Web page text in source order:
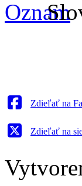
Zdieľať na
Zdieľať na